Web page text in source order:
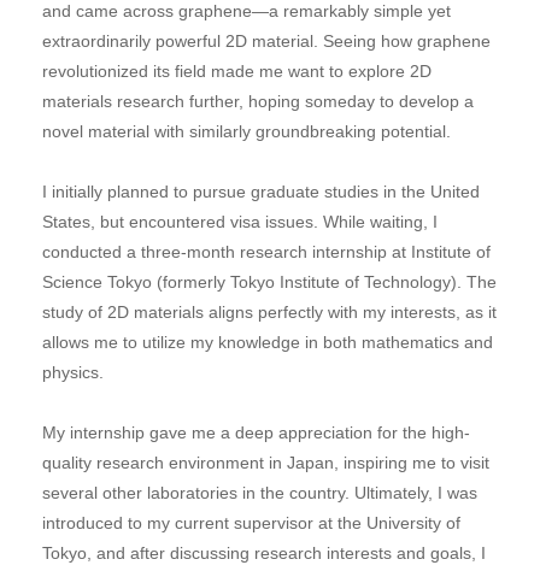
and came across graphene—a remarkably simple yet
extraordinarily powerful 2D material. Seeing how graphene
revolutionized its field made me want to explore 2D
materials research further, hoping someday to develop a
novel material with similarly groundbreaking potential.
I initially planned to pursue graduate studies in the United
States, but encountered visa issues. While waiting, I
conducted a three-month research internship at Institute of
Science Tokyo (formerly Tokyo Institute of Technology). The
study of 2D materials aligns perfectly with my interests, as it
allows me to utilize my knowledge in both mathematics and
physics.
My internship gave me a deep appreciation for the high-
quality research environment in Japan, inspiring me to visit
several other laboratories in the country. Ultimately, I was
introduced to my current supervisor at the University of
Tokyo, and after discussing research interests and goals, I